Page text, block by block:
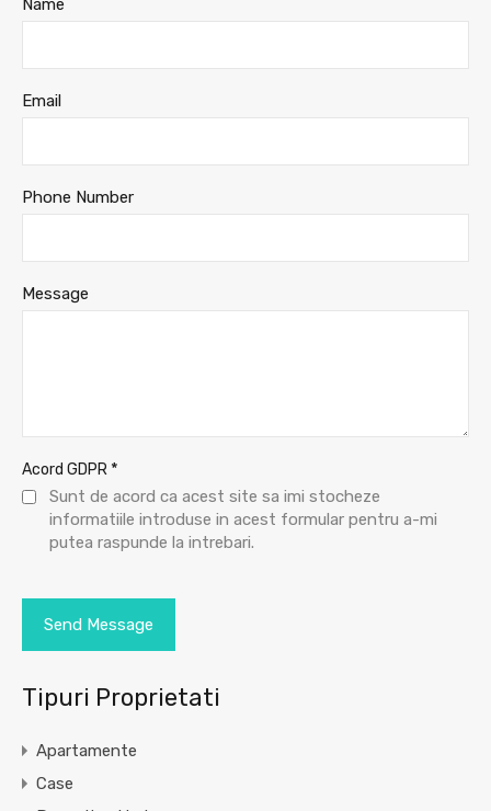
Name
Email
Phone Number
Message
Acord GDPR *
Sunt de acord ca acest site sa imi stocheze
informatiile introduse in acest formular pentru a-mi
putea raspunde la intrebari.
Tipuri Proprietati
Apartamente
Case